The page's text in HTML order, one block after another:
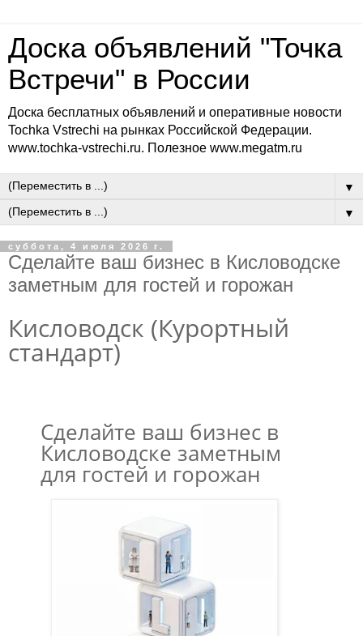
Доска объявлений "Точка
Встречи" в России
Доска бесплатных объявлений и оперативные новости
Tochka Vstrechi на рынках Российской Федерации.
www.tochka-vstrechi.ru. Полезное www.megatm.ru
▼
▼
суббота, 4 июля 2026 г.
Сделайте ваш бизнес в Кисловодске
заметным для гостей и горожан
Кисловодск (Курортный
стандарт)
Сделайте ваш бизнес в
Кисловодске заметным
для гостей и горожан